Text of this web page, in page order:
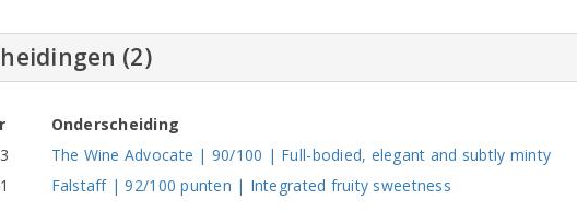
(2)
Onderscheiding
The Wine Advocate | 90/100 | Full-bodied, elegant and subtly minty
Falstaff | 92/100 punten | Integrated fruity sweetness